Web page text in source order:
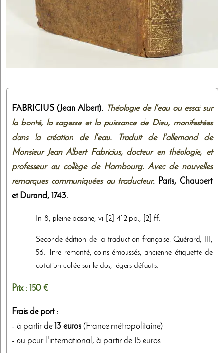
FABRICIUS (Jean Albert). Théologie de l'eau ou essai sur
la bonté, la sagesse et la puissance de Dieu, manifestées
dans la création de l'eau. Traduit de l'allemand de
Monsieur Jean Albert Fabricius, docteur en théologie, et
professeur au collège de Hambourg. Avec de nouvelles
remarques communiquées au traducteur. Paris, Chaubert
et Durand, 1743.
In-8, pleine basane, vi-[2]-412 pp., [2] ff.
Seconde édition de la traduction française. Quérard, III,
56. Titre remonté, coins émoussés, ancienne étiquette de
cotation collée sur le dos, légers défauts.
Prix : 150 €
Frais de port :
- à partir de 13 euros (France métropolitaine)
- ou pour l'international, à partir de 15 euros.